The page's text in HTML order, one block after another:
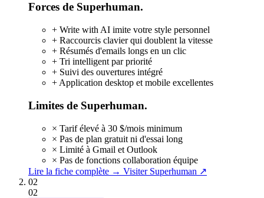
Forces de Superhuman.
+ Write with AI imite votre style personnel
+ Raccourcis clavier qui doublent la vitesse
+ Résumés d'emails longs en un clic
+ Tri intelligent par priorité
+ Suivi des ouvertures intégré
+ Application desktop et mobile excellentes
Limites de Superhuman.
× Tarif élevé à 30 $/mois minimum
× Pas de plan gratuit ni d'essai long
× Limité à Gmail et Outlook
× Pas de fonctions collaboration équipe
Lire la fiche complète → Visiter Superhuman ↗
02
02